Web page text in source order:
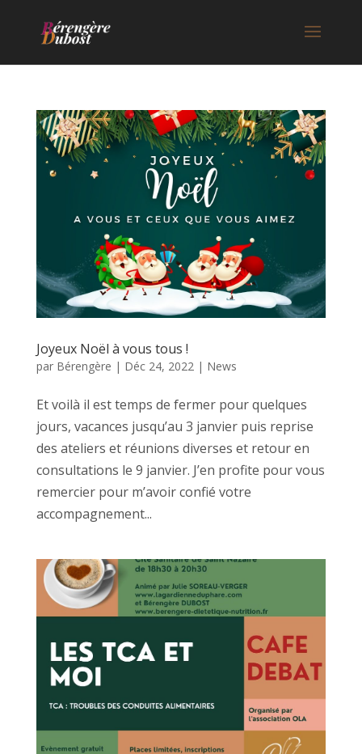
Joyeux Noël à vous tous !
par Bérengère | Déc 24, 2022| News
Et voilà il est temps de fermer pour quelques
jours, vacances jusqu’au 3 janvier puis reprise
des ateliers et réunions diverses et retour en
consultations le 9 janvier. J’en profite pour vous
remercier pour m’avoir confié votre
accompagnement...